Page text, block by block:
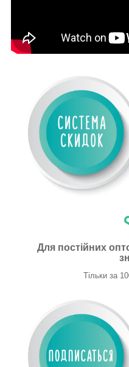
Для постійних
Тільки за